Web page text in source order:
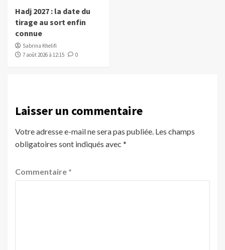
Hadj 2027 : la date du
tirage au sort enfin
connue
Sabrina Khelifi
7 août 2026 à 12:15
0
Laisser un commentaire
Votre adresse e-mail ne sera pas publiée. Les champs
obligatoires sont indiqués avec *
Commentaire *